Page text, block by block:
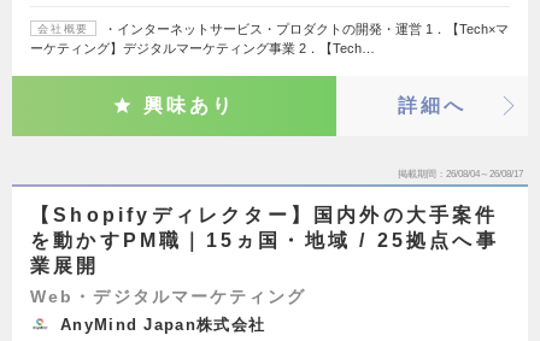
会社概要
・インターネットサービス・プロダクトの開発・運営 1．【Tech×マ
ーケティング】デジタルマーケティング事業 2．【Tech…
興味あり 詳細へ
掲載期間 26/08/04～26/08/17
【Shopifyディレクター】国内外の大手案件
を動かすPM職｜15ヵ国・地域 / 25拠点へ事
業展開
Web・デジタルマーケティング
AnyMind Japan株式会社